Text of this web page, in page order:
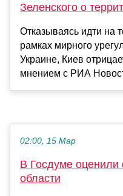
Зеленского о
Отказываясь идти на
рамках мирного
Украине, Киев
мнением с РИА
02:00, 15 Мар
В Госдуме оценили
области